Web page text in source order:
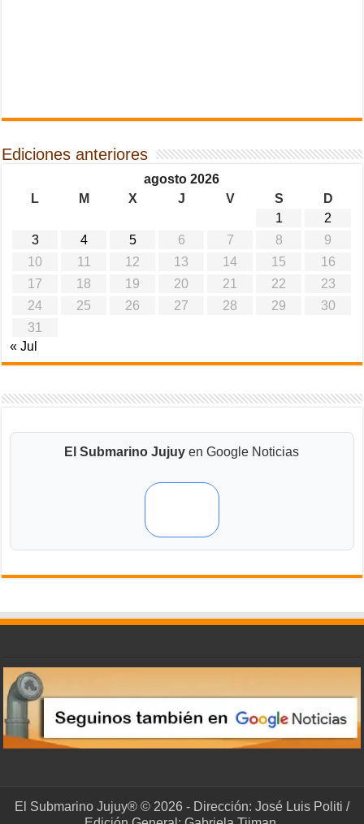
Ediciones anteriores
agosto 2026
L
M X J V S
D
1
2
3
4 5 6 7 8
9
10
11 12 13 14 15
16
17
18 19 20 21 22
23
24
25 26 27 28 29
30
31
« Jul
El Submarino Jujuy en Google Noticias
El Submarino Jujuy® © 2026 - Dirección: José Luis Politi /